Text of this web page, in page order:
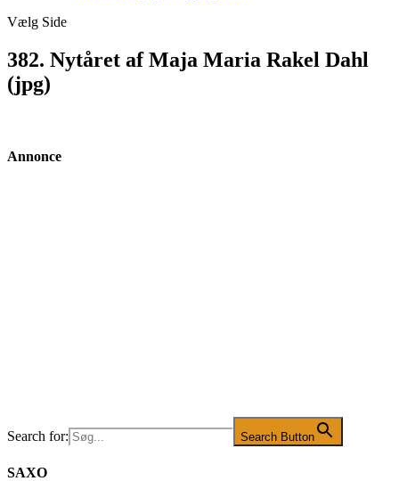
Vælg Side
382. Nytåret af Maja Maria Rakel Dahl
(jpg)
Annonce
Search for: Search Button
SAXO